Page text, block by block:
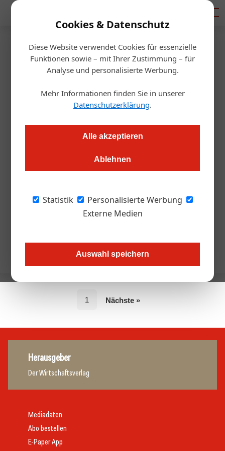
Cookies & Datenschutz
Diese Website verwendet Cookies für essenzielle
Funktionen sowie – mit Ihrer Zustimmung – für
Analyse und personalisierte Werbung.
Mehr Informationen finden Sie in unserer
Datenschutzerklärung.
Alle akzeptieren
Ablehnen
Statistik
Personalisierte Werbung
Externe Medien
Auswahl speichern
Artikel von Hans Jürgen
Krolkiewicz
Hans Jürgen Krolkiewicz
1 Nächste »
Herausgeber
Der Wirtschaftsverlag
Mediadaten
Abo bestellen
E-Paper App